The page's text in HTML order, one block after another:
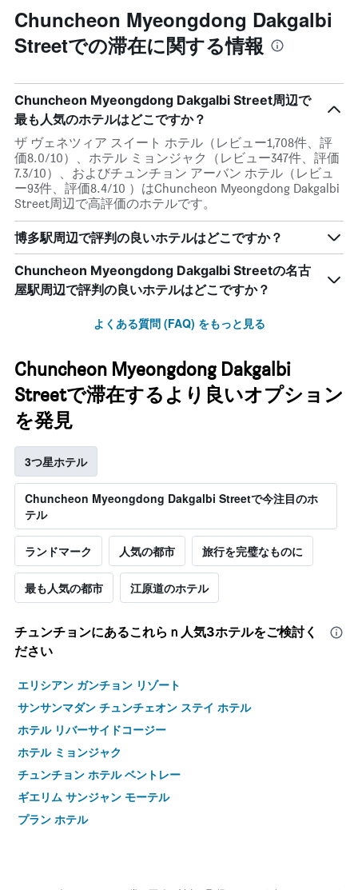
Chuncheon Myeongdong Dakgalbi
Streetでの滞在に関する情報
Chuncheon Myeongdong Dakgalbi Street周辺で
最も人気のホテルはどこですか？
ザ ヴェネツィア スイート ホテル（レビュー1,708件、評
価8.0/10）、ホテル ミョンジャク（レビュー347件、評価
7.3/10）、およびチュンチョン アーバン ホテル（レビュ
ー93件、評価8.4/10 ）はChuncheon Myeongdong Dakgalbi
Street周辺で高評価のホテルです。
博多駅周辺で評判の良いホテルはどこですか？
Chuncheon Myeongdong Dakgalbi Streetの名古
屋駅周辺で評判の良いホテルはどこですか？
よくある質問 (FAQ) をもっと見る
Chuncheon Myeongdong Dakgalbi
Streetで滞在するより良いオプション
を発見
3つ星ホテル
Chuncheon Myeongdong Dakgalbi Streetで今注目のホ
テル
ランドマーク 人気の都市 旅行を完璧なものに
最も人気の都市 江原道のホテル
チュンチョン​にあるこれらｎ人気3ホテルをご検討く
ださい
エリシアン ガンチョン リゾート
サンサンマダン チュンチェオン ステイ ホテル
ホテル リバーサイドコージー
ホテル ミョンジャク
チュンチョン ホテル ベントレー
ギエリム サンジャン モーテル
プラン ホテル